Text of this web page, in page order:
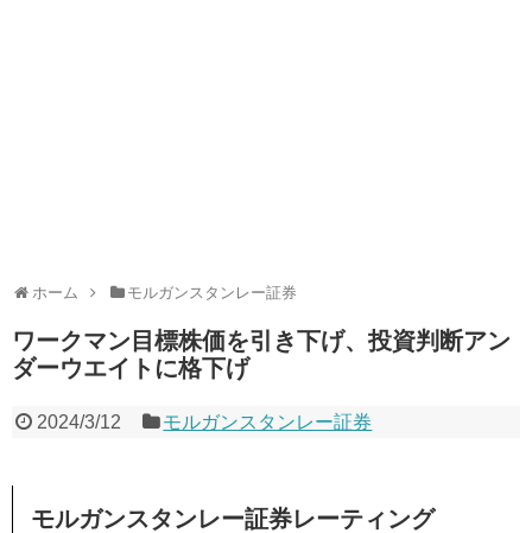
ホーム モルガンスタンレー証券
ワークマン目標株価を引き下げ、投資判断アン
ダーウエイトに格下げ
2024/3/12 モルガンスタンレー証券
モルガンスタンレー証券レーティング